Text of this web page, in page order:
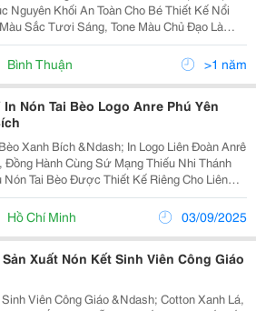
Nguyên Khối An Toàn Cho Bé Thiết Kế Nổi
Sắc Tươi Sáng, Tone Màu Chủ Đạo Là
Tím. Nhà Cổ Tích Có Cửa Chính Và Cửa
Hồng Xinh Xắn. Tạo Nên Một Không Gian Vui...
Bình Thuận >1 năm
Nón Tai Bèo Logo Anre Phú Yên
Xanh Bích &Ndash; In Logo Liên Đoàn Anrê
Đồng Hành Cùng Sứ Mạng Thiếu Nhi Thánh
Phú Yên , Nổi Bật Với Màu Xanh Bích Tươi
Sắc Màu Hy Vọng, Hiệp Nhất Và Nhiệt...
Hồ Chí Minh 03/09/2025
Xuất Nón Kết Sinh Viên Công Giáo
Viên Công Giáo &Ndash; Cotton Xanh Lá,